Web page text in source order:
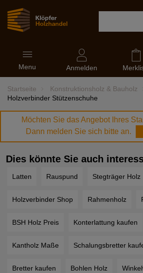
Navigation
ein-
und
ausblenden
Menu Anmelden
Startseite Konstruktionsholz & Bauholz
Holzverbinder Stützenschuhe
Möchten Sie das Angebot Ihres
Dann melden Sie sich bitte an.
Dies könnte Sie auch
Latten Rauspund Stegträger Holz
Holzverbinder Shop Rahmenholz
BSH Holz Preis Konterlattung kaufen
Kantholz Maße Schalungsbretter
Bretter kaufen Bohlen Holz